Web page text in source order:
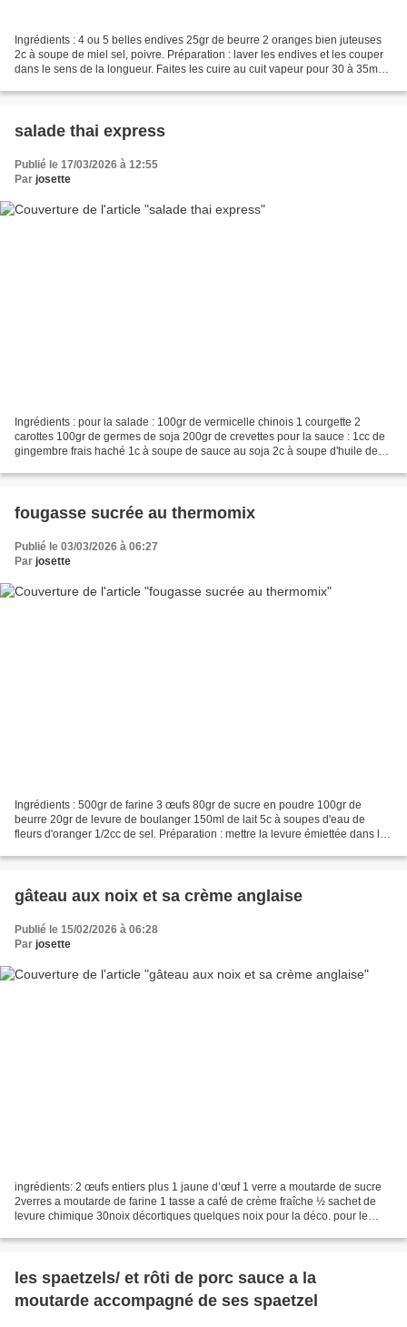
Ingrédients : 4 ou 5 belles endives 25gr de beurre 2 oranges bien juteuses
2c à soupe de miel sel, poivre. Préparation : laver les endives et les couper
dans le sens de la longueur. Faites les cuire au cuit vapeur pour 30 à 35mn
salade thai express
Publié le 17/03/2026 à 12:55
Par josette
Ingrédients : pour la salade : 100gr de vermicelle chinois 1 courgette 2
carottes 100gr de germes de soja 200gr de crevettes pour la sauce : 1cc de
gingembre frais haché 1c à soupe de sauce au soja 2c à soupe d'huile de
fougasse sucrée au thermomix
Publié le 03/03/2026 à 06:27
Par josette
Ingrédients : 500gr de farine 3 œufs 80gr de sucre en poudre 100gr de
beurre 20gr de levure de boulanger 150ml de lait 5c à soupes d'eau de
fleurs d'oranger 1/2cc de sel. Préparation : mettre la levure émiettée dans le
gâteau aux noix et sa crème anglaise
Publié le 15/02/2026 à 06:28
Par josette
ingrédients: 2 œufs entiers plus 1 jaune d’œuf 1 verre a moutarde de sucre
2verres a moutarde de farine 1 tasse a café de crème fraîche ½ sachet de
levure chimique 30noix décortiques quelques noix pour la déco. pour le
les spaetzels/ et rôti de porc sauce a la
moutarde accompagné de ses spaetzel